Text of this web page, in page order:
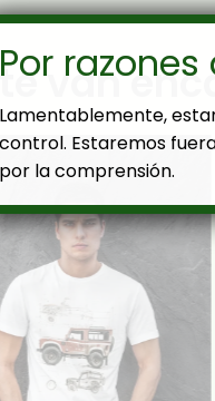
van
Por
Lamentablemente,
control. Estaremos
por la comprensión.